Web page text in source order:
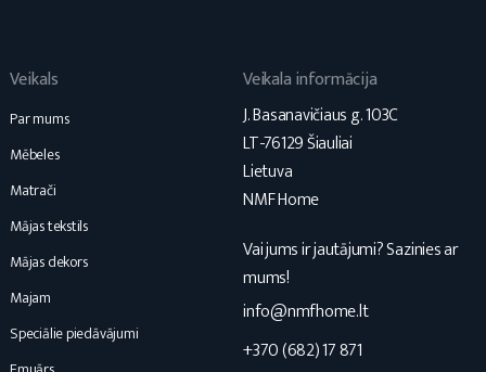
Veikals
Par mums
Mēbeles
Matrači
Mājas tekstils
Mājas dekors
Majam
Speciālie piedāvājumi
Veikala informācija
J. Basanavičiaus g. 103C
LT-76129 Šiauliai
Lietuva
NMF Home
Vai jums ir jautājumi? Sazinies ar
mums!
info@nmfhome.lt
+370 (682) 17 871